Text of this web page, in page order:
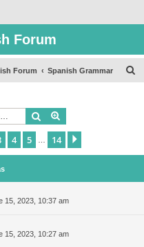
Forum
Forum Spanish Grammar
Buscar
14
4 5 14
15, 2023, 10:37 am
15, 2023, 10:27 am